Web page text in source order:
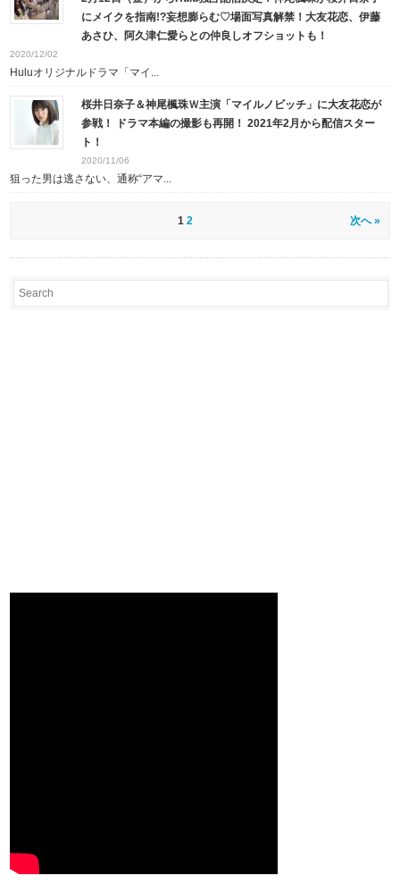
にメイクを指南!?妄想膨らむ♡場面写真解禁！大友花恋、伊藤
あさひ、阿久津仁愛らとの仲良しオフショットも！
2020/12/02
Huluオリジナルドラマ「マイ...
桜井日奈子＆神尾楓珠Ｗ主演「マイルノビッチ」に大友花恋が
参戦！ ドラマ本編の撮影も再開！ 2021年2月から配信スター
ト！
2020/11/06
狙った男は逃さない、通称“アマ...
1 2 次へ »